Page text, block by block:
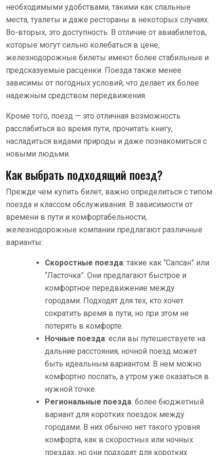
необходимыми удобствами, такими как спальные
места, туалеты и даже рестораны в некоторых случаях.
Во-вторых, это доступность. В отличие от авиабилетов,
которые могут сильно колебаться в цене,
железнодорожные билеты имеют более стабильные и
предсказуемые расценки. Поезда также менее
зависимы от погодных условий, что делает их более
надежным средством передвижения.
Кроме того, поезд — это отличная возможность
расслабиться во время пути, прочитать книгу,
насладиться видами природы и даже познакомиться с
новыми людьми.
Как выбрать подходящий поезд?
Прежде чем купить билет, важно определиться с типом
поезда и классом обслуживания. В зависимости от
времени в пути и комфортабельности,
железнодорожные компании предлагают различные
варианты:
Скоростные поезда: такие как “Сапсан” или
“Ласточка”. Они предлагают быстрое и
комфортное передвижение между
городами. Подходят для тех, кто хочет
сократить время в пути, но при этом не
потерять в комфорте.
Ночные поезда: если вы путешествуете на
дальние расстояния, ночной поезд может
быть идеальным вариантом. В нем можно
комфортно поспать, а утром уже оказаться в
нужной точке.
Региональные поезда: более бюджетный
вариант для коротких поездок между
городами. В них обычно нет такого уровня
комфорта, как в скоростных или ночных
поездах, но они подходят для коротких